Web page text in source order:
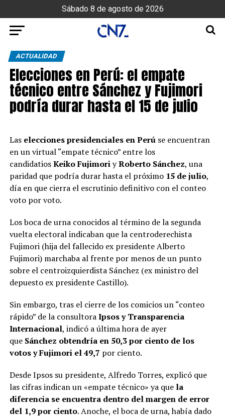
Sábado 8 de agosto de 2026
ACTUALIDAD
Elecciones en Perú: el empate
técnico entre Sánchez y Fujimori
podría durar hasta el 15 de julio
Laselecciones presidenciales en Perúse encuentran
en un virtual “empate técnico” entre los
candidatiosKeiko FujimoriyRoberto Sánchez, una
paridad que podría durar hasta el próximo 15 de julio,
día en que cierra el escrutinio definitivo con el conteo
voto por voto.
Los boca de urna conocidos al término de la segunda
vuelta electoral indicaban que la centroderechista
Fujimori (hija del fallecido ex presidente Alberto
Fujimori) marchaba al frente por menos de un punto
sobre el centroizquierdista Sánchez (ex ministro del
depuesto ex presidente Castillo).
Sin embargo, tras el cierre de los comicios un “conteo
rápido” de la consultoraIpsos y Transparencia
Internacional, indicó a última hora de ayer
que Sánchez obtendría en 50,3 por ciento de los
votosy Fujimori el 49,7 por ciento.
Desde Ipsos su presidente, Alfredo Torres, explicó que
las cifras indican un «empate técnico» ya que la
diferencia se encuentra dentro del margen de error
del 1,9 por ciento. Anoche, el boca de urna, había dado